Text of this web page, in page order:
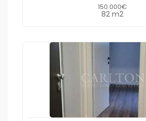
150.000€
82 m2